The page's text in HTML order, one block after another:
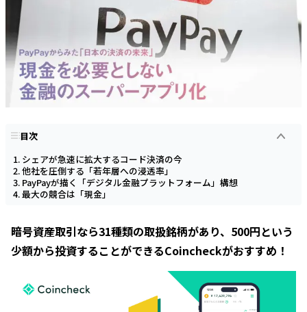
目次
シェアが急速に拡大するコード決済の今
他社を圧倒する「若年層への浸透率」
PayPayが描く「デジタル金融プラットフォーム」構想
最大の競合は「現金」
暗号資産取引なら31種類の取扱銘柄があり、500円という
少額から投資することができるCoincheckがおすすめ！